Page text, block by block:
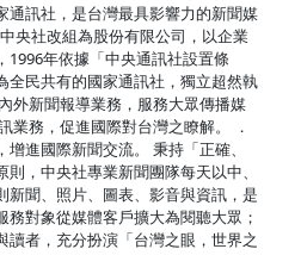
通訊社，是台灣最具影響力的新聞媒
央社改組為股份有限公司，以企業
1996年依據「中央通訊社設置條
全民共有的國家通訊社，獨立超然執
外新聞報導業務，服務大眾傳播媒
業務，促進國際對台灣之瞭解。 ．
進國際新聞交流。 秉持「正確、
，中央社專業新聞團隊每天以中、
新聞、照片、圖表、影音與資訊，是
對象從媒體客戶擴大為閱聽大眾；
讀者，充分扮演「台灣之眼，世界之